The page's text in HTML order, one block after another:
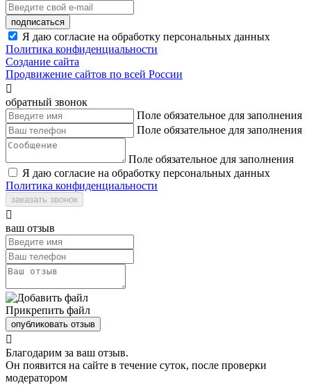
подписаться
Я даю согласие на обработку персональных данных
Политика конфиденциальности
Создание сайта
Продвижение сайтов по всей России

обратный звонок
Поле обязательное для заполнения
Поле обязательное для заполнения
Поле обязательное для заполнения
Я даю согласие на обработку персональных данных
Политика конфиденциальности
заказать звонок

ваш отзыв
Прикрепить файл
опубликовать отзыв

Благодарим за ваш отзыв.
Он появится на сайте в течение суток, после проверки
модератором